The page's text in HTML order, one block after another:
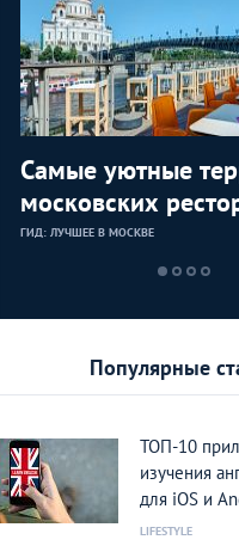
Самые уютные
московских
ГИД: ЛУЧШЕЕ В МОСКВЕ
Популярные
ТОП-10
изучения
для iOS и
LIFESTYLE